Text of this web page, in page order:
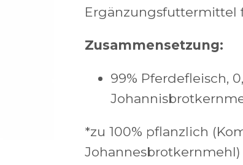
Ergänzungsfuttermittel
Zusammensetzung:
99% Pferdefleisch,
*zu 100% pflanzlich